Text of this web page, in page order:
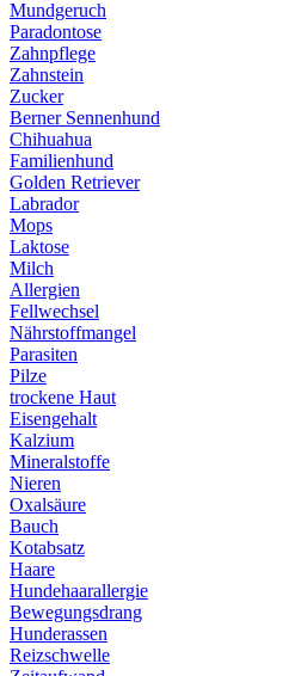
Mundgeruch
Paradontose
Zahnpflege
Zahnstein
Zucker
Berner Sennenhund
Chihuahua
Familienhund
Golden Retriever
Labrador
Mops
Laktose
Milch
Allergien
Fellwechsel
Nährstoffmangel
Parasiten
Pilze
trockene Haut
Eisengehalt
Kalzium
Mineralstoffe
Nieren
Oxalsäure
Bauch
Kotabsatz
Haare
Hundehaarallergie
Bewegungsdrang
Hunderassen
Reizschwelle